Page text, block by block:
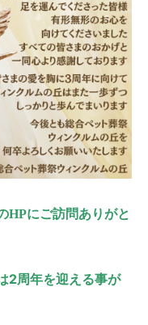
HPにご訪問ありがと
2周年を迎える事が